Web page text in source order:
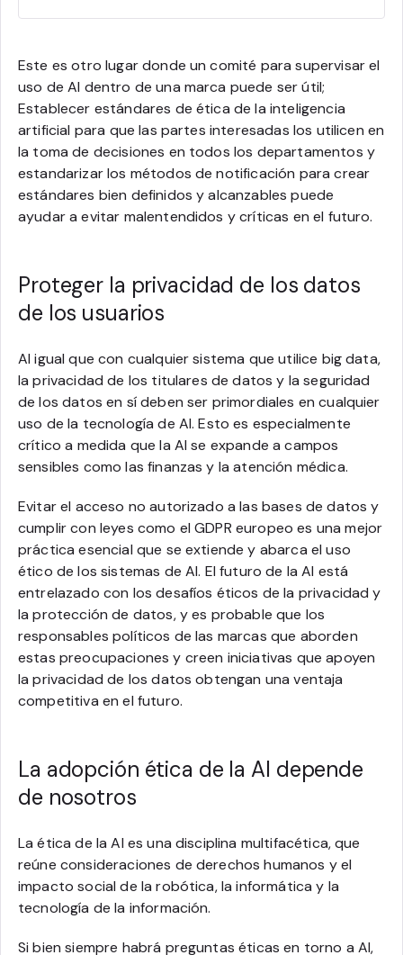
Este es otro lugar donde un comité para supervisar el
uso de AI dentro de una marca puede ser útil;
Establecer estándares de ética de la inteligencia
artificial para que las partes interesadas los utilicen en
la toma de decisiones en todos los departamentos y
estandarizar los métodos de notificación para crear
estándares bien definidos y alcanzables puede
ayudar a evitar malentendidos y críticas en el futuro.
Proteger la privacidad de los datos
de los usuarios
Al igual que con cualquier sistema que utilice big data,
la privacidad de los titulares de datos y la seguridad
de los datos en sí deben ser primordiales en cualquier
uso de la tecnología de AI. Esto es especialmente
crítico a medida que la AI se expande a campos
sensibles como las finanzas y la atención médica.
Evitar el acceso no autorizado a las bases de datos y
cumplir con leyes como el GDPR europeo es una mejor
práctica esencial que se extiende y abarca el uso
ético de los sistemas de AI. El futuro de la AI está
entrelazado con los desafíos éticos de la privacidad y
la protección de datos, y es probable que los
responsables políticos de las marcas que aborden
estas preocupaciones y creen iniciativas que apoyen
la privacidad de los datos obtengan una ventaja
competitiva en el futuro.
La adopción ética de la AI depende
de nosotros
La ética de la AI es una disciplina multifacética, que
reúne consideraciones de derechos humanos y el
impacto social de la robótica, la informática y la
tecnología de la información.
Si bien siempre habrá preguntas éticas en torno a AI,